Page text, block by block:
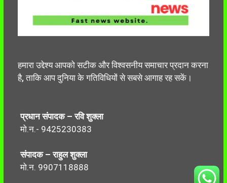
हमारा उद्देश्य आपको सटीक और विश्वसनीय समाचार प्रदान करना
है, ताकि आप दुनिया के गतिविधियों से सबसे आगाह रह सकें।
प्रधान संपादक – रवि शुक्ला
मो.न.- 9425230383
संपादक – राहुल शुक्ला
मो.न. 9907118888